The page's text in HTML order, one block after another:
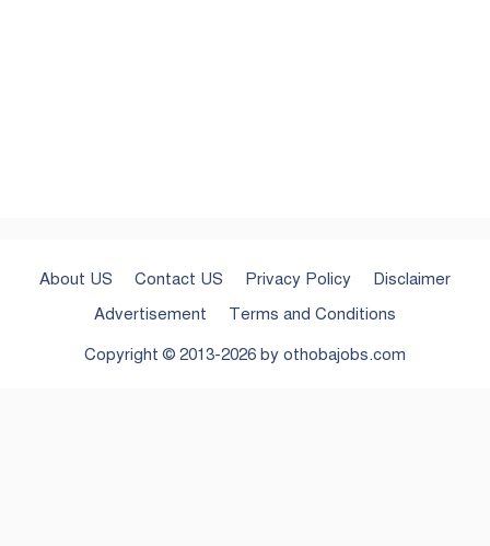
About US Contact US Privacy Policy
Disclaimer
Advertisement
Terms and Conditions
Copyright © 2013-2026 by othobajobs.com